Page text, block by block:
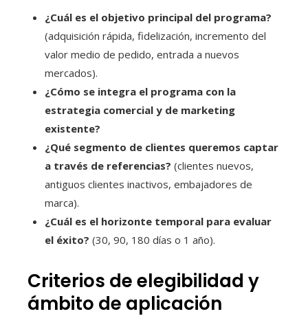
¿Cuál es el objetivo principal del programa?
(adquisición rápida, fidelización, incremento del
valor medio de pedido, entrada a nuevos
mercados).
¿Cómo se integra el programa con la
estrategia comercial y de marketing
existente?
¿Qué segmento de clientes queremos captar
a través de referencias? (clientes nuevos,
antiguos clientes inactivos, embajadores de
marca).
¿Cuál es el horizonte temporal para evaluar
el éxito? (30, 90, 180 días o 1 año).
Criterios de elegibilidad y
ámbito de aplicación